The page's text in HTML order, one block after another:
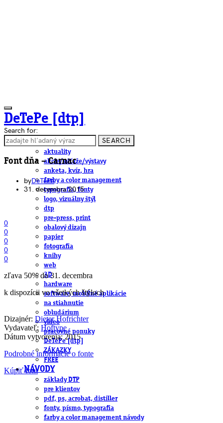
DeTePe [dtp]
ČLÁNKY
aktuality
akcie/súťaže/výstavy
anketa, kvíz, hra
farby a color management
typografia, fonty
logo, vizuálny štýl
dtp
pre-press, print
obalový dizajn
papier
fotografia
knihy
web
3D
hardware
software, mobilné aplikácie
na stiahnutie
obludárium
video
pracovné ponuky
DeTePe [dtp]
ZÁKAZKY
FREE
NÁVODY
základy DTP
pre klientov
pdf, ps, acrobat, distiller
fonty, písmo, typografia
farby a color management návody
Search for:
SEARCH
Font dňa – Carnac
byDeTePe
31. decembra 2015
0
0
0
0
0
zľava 50% do 31. decembra
k dispozícii vo všetkých štýloch
Dizajnér: Dieter Hofrichter
Vydavateľ: Hoftype
Dátum vytvorenia: 2015
Podrobné informácie o fonte
Kúpiť font